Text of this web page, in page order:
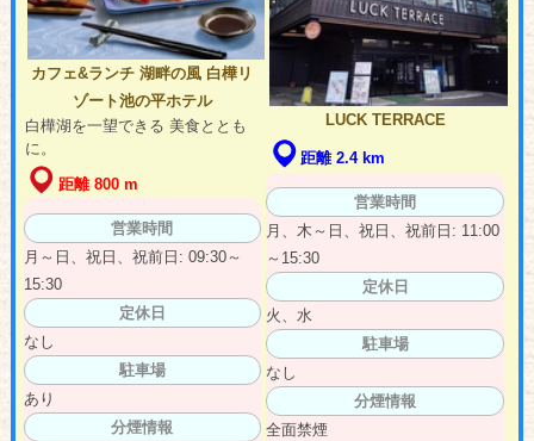
カフェ&ランチ 湖畔の風 白樺リ
ゾート池の平ホテル
白樺湖を一望できる 美食ととも
に。
距離 800 m
営業時間
月～日、祝日、祝前日: 09:30～
15:30
定休日
なし
駐車場
あり
分煙情報
LUCK TERRACE
距離 2.4 km
営業時間
月、木～日、祝日、祝前日: 11:00
～15:30
定休日
火、水
駐車場
なし
分煙情報
全面禁煙